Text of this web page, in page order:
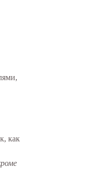
как